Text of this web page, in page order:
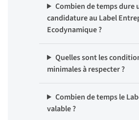
Combien de temps dure
candidature au Label
Ecodynamique ?
Quelles sont les
minimales à respecter ?
Combien de temps le
valable ?